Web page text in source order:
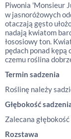
Piwonia 'Monsieur
w jasnoróżowych
otaczają gęsto
nadają kwiatom
łososiowy ton.
pędach ponad
czemu roślina
Termin sadzenia
Roślinę należy
Głębokość
Zalecana
Rozstawa